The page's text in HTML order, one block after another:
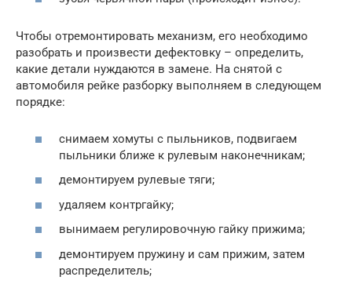
Чтобы отремонтировать механизм, его необходимо
разобрать и произвести дефектовку – определить,
какие детали нуждаются в замене. На снятой с
автомобиля рейке разборку выполняем в следующем
порядке:
снимаем хомуты с пыльников, подвигаем
пыльники ближе к рулевым наконечникам;
демонтируем рулевые тяги;
удаляем контргайку;
вынимаем регулировочную гайку прижима;
демонтируем пружину и сам прижим, затем
распределитель;